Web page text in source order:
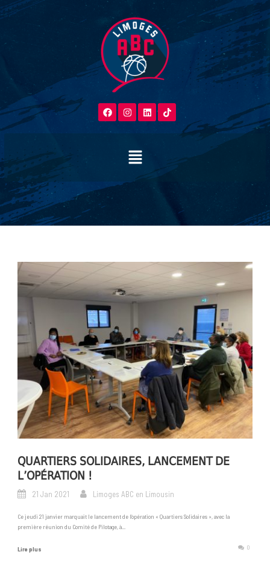
QUARTIERS SOLIDAIRES, LANCEMENT DE
L’OPÉRATION !
21 Jan 2021 Limoges ABC en Limousin
Ce jeudi 21 janvier marquait le lancement de l’opération « Quartiers Solidaires », avec la
première réunion du Comité de Pilotage, à...
Lire plus 0